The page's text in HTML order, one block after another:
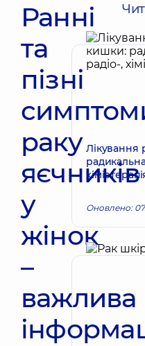
Ранні
та
пізні
раку
яєчників
у
жінок
–
важлива
Лікування
Оновлено: